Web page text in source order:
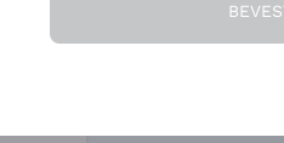
Over ons